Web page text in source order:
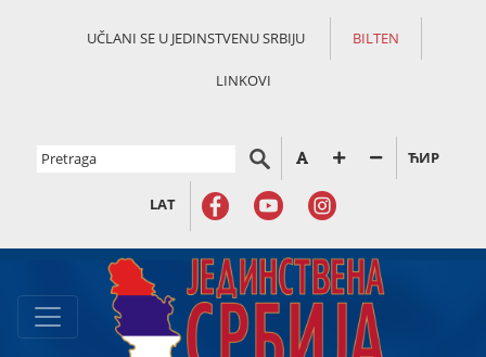
UČLANI SE U JEDINSTVENU SRBIJU BILTEN
LINKOVI
ЋИР
LAT